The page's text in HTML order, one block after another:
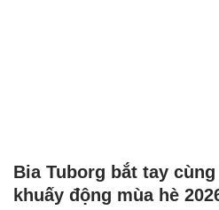
Bia Tuborg bắt tay
khuấy động mùa hè